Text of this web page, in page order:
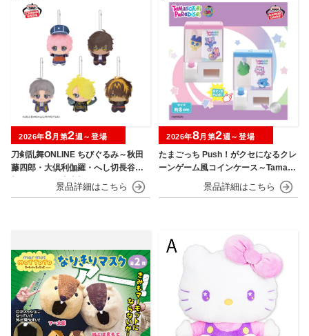
刀剣乱舞ONLINE ちびぐるみ～秋田
藤四郎・大倶利伽羅・へし切長谷
部・獅子王・火車切～
2026年8月第2週～登場
たまごっち Push！がクセになるクレ
ーンゲーム風コインケース～Tamago
tchi Paradise～
2026年8月第2週～登場